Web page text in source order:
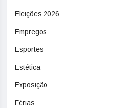
Eleições 2026
Empregos
Esportes
Estética
Exposição
Férias